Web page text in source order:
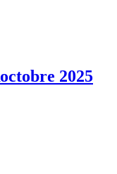
octobre 2025